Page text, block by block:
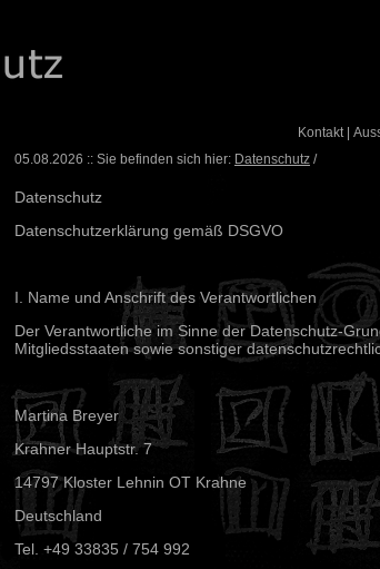
Kontakt|
05.08.2026 :: Sie befinden sich hier: Datenschutz /
Datenschutz
Datenschutzerklärung gemäß DSGVO
I. Name und Anschrift des Verantwortlichen
Der Verantwortliche im Sinne der Datenschutz-
Mitgliedsstaaten sowie sonstiger
Martina Breyer
Krahner Hauptstr. 7
14797 Kloster Lehnin OT Krahne
Deutschland
Tel. +49 33835 / 754 992